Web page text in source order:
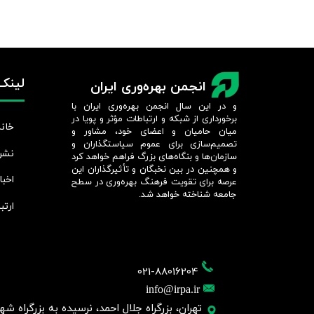
انجمن بهره‌وری ایران
021-88016204
info@irpa.ir
تهران، بزرگراه جلال احمد، نرسیده به بزرگراه شهید
و در این سال انجمن بهره‌وری ایران با
برخورداری از شبکه و ارتباطات مؤثر و پویا در
میان حامیان و اعضای خود، مشاور و
تصمیم‌سازی برای عموم سیاستگذاران و
سازمان‌ها و بنگاه‌های بزرگ فراهم خواهد کرد
و همچنین در بین نخبگان و تأثیرگذاران این
عرصه برای تقویت فرهنگ بهره‌وری در سطح
جامعه شناخته خواهد شد.​​​​​​​